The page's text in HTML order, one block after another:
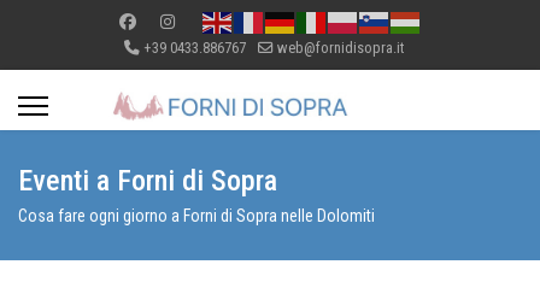
+39 0433.886767 web@fornidisopra.it
Eventi a Forni di Sopra
Cosa fare ogni giorno a Forni di Sopra nelle Dolomiti